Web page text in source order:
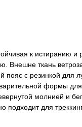
к истиранию и
Внешне ткань
пояс с резинкой для
формы
молнией и
подходит для